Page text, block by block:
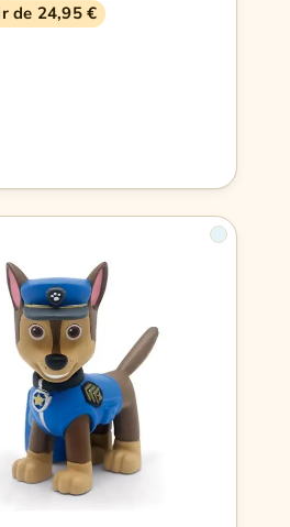
de 24,95 €